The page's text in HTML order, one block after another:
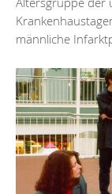
männliche